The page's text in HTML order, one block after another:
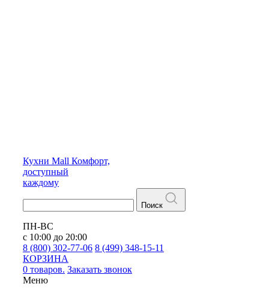
Кухни Mall Комфорт,
доступный
каждому
Поиск
ПН-ВС
с 10:00 до 20:00
8 (800) 302-77-06 8 (499) 348-15-11
КОРЗИНА
0 товаров. Заказать звонок
Меню